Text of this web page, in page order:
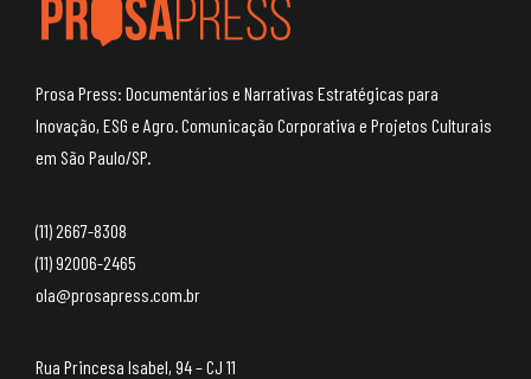
Prosa Press: Documentários e Narrativas Estratégicas para
Inovação, ESG e Agro. Comunicação Corporativa e Projetos Culturais
em São Paulo/SP.
(11) 2667-8308
(11) 92006-2465
ola@prosapress.com.br
Rua Princesa Isabel, 94 – CJ 11